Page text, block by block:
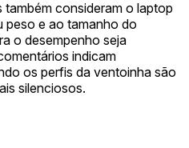
consideram o laptop
peso e ao tamanho do
o desempenho seja
indicam
os perfis da ventoinha são
silenciosos.